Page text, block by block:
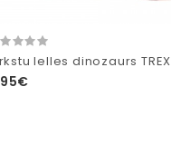
lelles dinozaurs TREX